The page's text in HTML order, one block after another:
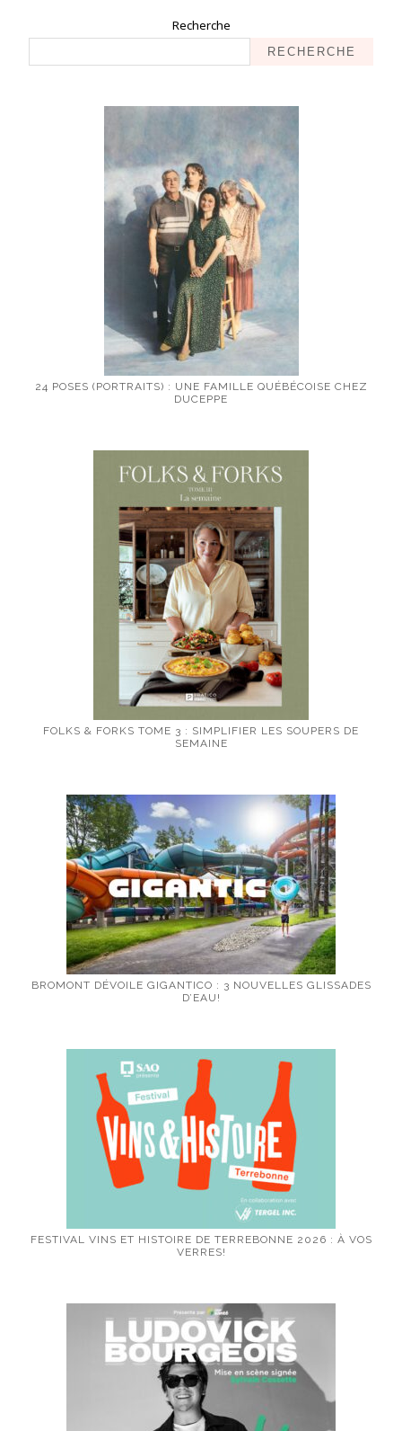
Recherche
RECHERCHE
24 POSES (PORTRAITS) : UNE FAMILLE QUÉBÉCOISE CHEZ
DUCEPPE
FOLKS & FORKS TOME 3 : SIMPLIFIER LES SOUPERS DE
SEMAINE
BROMONT DÉVOILE GIGANTICO : 3 NOUVELLES GLISSADES
D’EAU!
FESTIVAL VINS ET HISTOIRE DE TERREBONNE 2026 : À VOS
VERRES!